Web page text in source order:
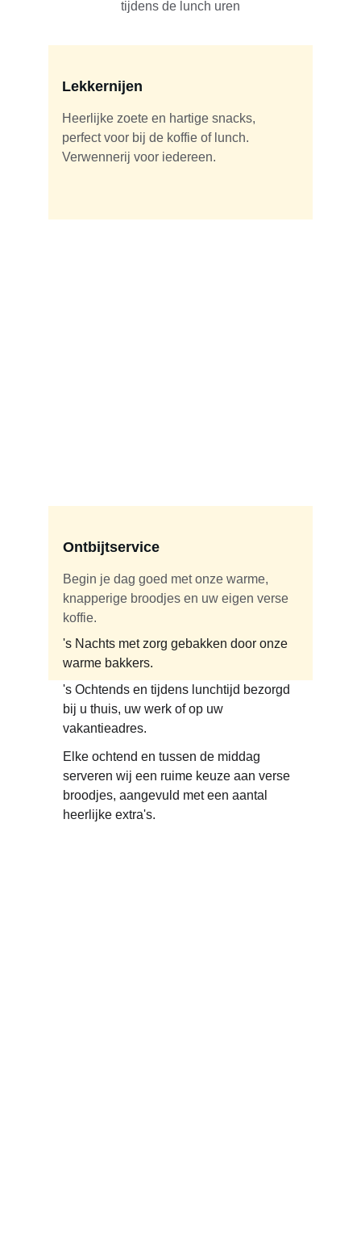
tijdens de lunch uren
Ontbijtservice
Begin je dag goed met onze warme,
knapperige broodjes en uw eigen verse
koffie.
's Nachts met zorg gebakken door onze
warme bakkers.
's Ochtends en tijdens lunchtijd bezorgd
bij u thuis, uw werk of op uw
vakantieadres.
Elke ochtend en tussen de middag
serveren wij een ruime keuze aan verse
broodjes, aangevuld met een aantal
heerlijke extra's.
Lekkernijen
Heerlijke zoete en hartige snacks,
perfect voor bij de koffie of lunch.
Verwennerij voor iedereen.